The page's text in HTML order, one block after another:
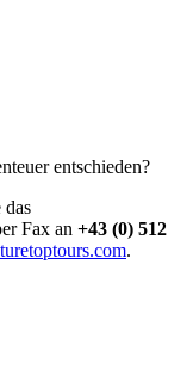
entschieden?
das
Fax an +43 (0) 512
.